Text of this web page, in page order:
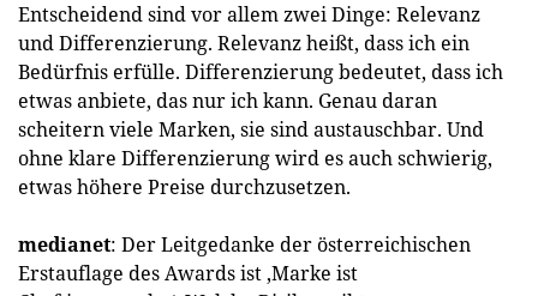
Entscheidend sind vor allem zwei Dinge: Relevanz
und Differenzierung. Relevanz heißt, dass ich ein
Bedürfnis erfülle. Differenzierung bedeutet, dass ich
etwas anbiete, das nur ich kann. Genau daran
scheitern viele Marken, sie sind austauschbar. Und
ohne klare Differenzierung wird es auch schwierig,
etwas höhere Preise durchzusetzen.
medianet: Der Leitgedanke der österreichischen
Erstauflage des Awards ist ‚Marke ist